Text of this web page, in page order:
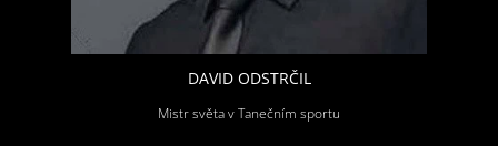
DAVID ODSTRČIL
Mistr světa v Tanečním sportu